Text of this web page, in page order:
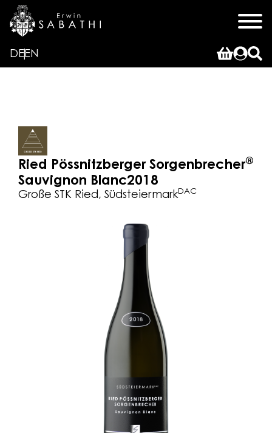
DEEN
Ried Pössnitzberger Sorgenbrecher®
Sauvignon Blanc2018
Große STK Ried, SüdsteiermarkDAC